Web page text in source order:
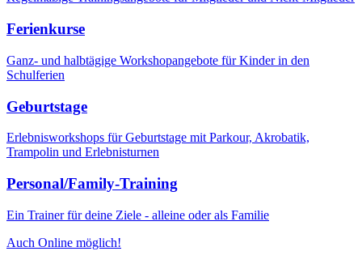
Ferienkurse
Ganz- und halbtägige Workshopangebote für Kinder in den
Schulferien
Geburtstage
Erlebnisworkshops für Geburtstage mit Parkour, Akrobatik,
Trampolin und Erlebnisturnen
Personal/Family-Training
Ein Trainer für deine Ziele - alleine oder als Familie
Auch Online möglich!